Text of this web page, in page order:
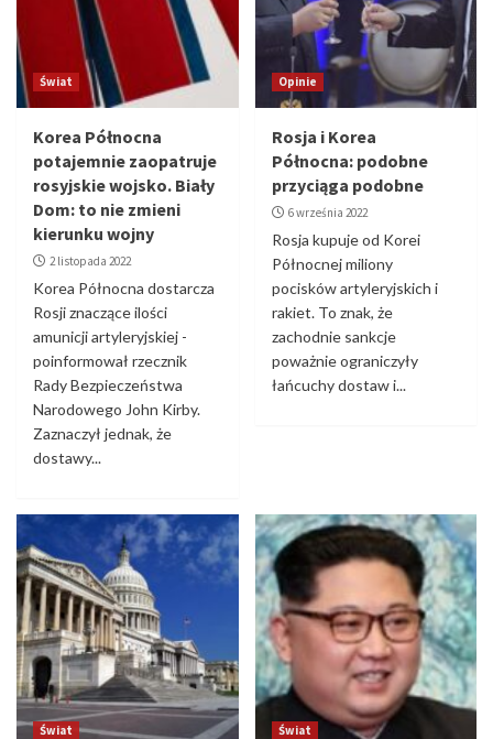
Świat
Korea Północna
potajemnie zaopatruje
rosyjskie wojsko. Biały
Dom: to nie zmieni
kierunku wojny
2 listopada 2022
Korea Północna dostarcza
Rosji znaczące ilości
amunicji artyleryjskiej -
poinformował rzecznik
Rady Bezpieczeństwa
Narodowego John Kirby.
Zaznaczył jednak, że
dostawy...
Opinie
Rosja i Korea
Północna: podobne
przyciąga podobne
6 września 2022
Rosja kupuje od Korei
Północnej miliony
pocisków artyleryjskich i
rakiet. To znak, że
zachodnie sankcje
poważnie ograniczyły
łańcuchy dostaw i...
Świat Świat